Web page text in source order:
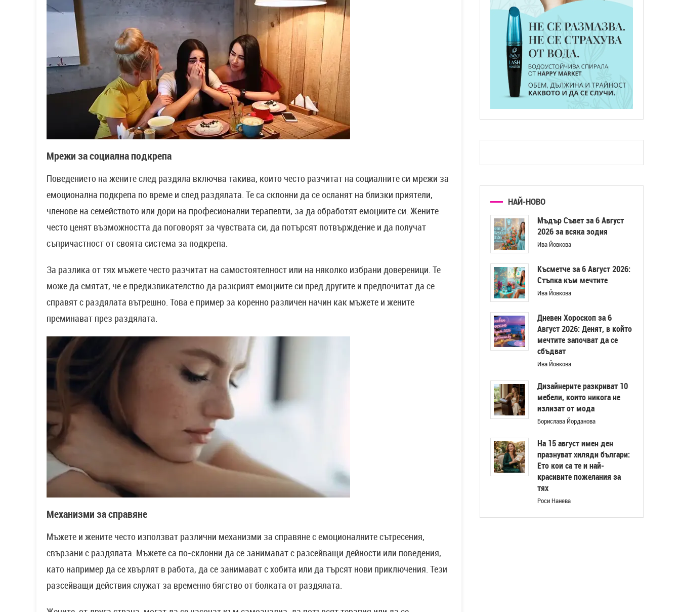
Мрежи за социална подкрепа
Поведението на жените след раздяла включва такива, които често разчитат на социалните си мрежи за
емоционална подкрепа по време и след раздялата. Те са склонни да се осланят на близки приятели,
членове на семейството или дори на професионални терапевти, за да обработят емоциите си. Жените
често ценят възможността да поговорят за чувствата си, да потърсят потвърждение и да получат
съпричастност от своята система за подкрепа.
За разлика от тях мъжете често разчитат на самостоятелност или на няколко избрани довереници. Те
може да смятат, че е предизвикателство да разкрият емоциите си пред другите и предпочитат да се
справят с раздялата вътрешно. Това е пример за коренно различен начин как мъжете и жените
преминават през раздялата.
Механизми за справяне
Мъжете и жените често използват различни механизми за справяне с емоционалните сътресения,
свързани с раздялата. Мъжете са по-склонни да се занимават с разсейващи дейности или поведения,
като например да се хвърлят в работа, да се занимават с хобита или да търсят нови приключения. Тези
разсейващи действия служат за временно бягство от болката от раздялата.
НАЙ-НОВО
Мъдър Съвет за 6 Август
2026 за всяка зодия
Ива Йовкова
Късметче за 6 Август 2026:
Стъпка към мечтите
Ива Йовкова
Дневен Хороскоп за 6
Август 2026: Денят, в който
мечтите започват да се
сбъдват
Ива Йовкова
Дизайнерите разкриват 10
мебели, които никога не
излизат от мода
Борислава Йорданова
На 15 август имен ден
празнуват хиляди българи:
Ето кои са те и най-
красивите пожелания за
тях
Роси Нанева